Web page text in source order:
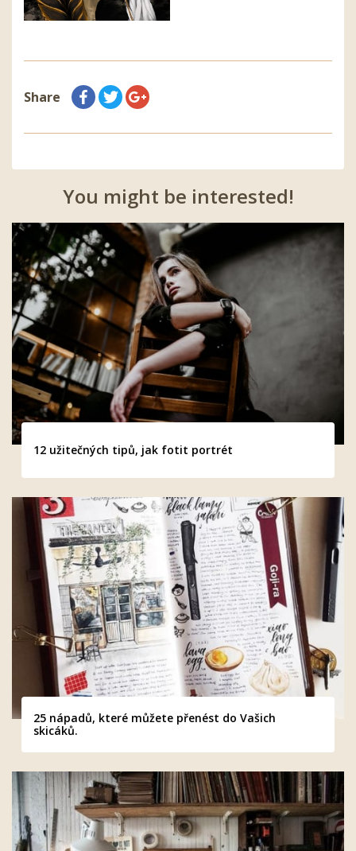
Share
You might be interested!
12 užitečných tipů, jak fotit portrét
25 nápadů, které můžete přenést do Vašich
skicáků.